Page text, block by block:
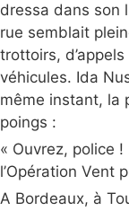
dressa dans son
rue semblait
trottoirs,
véhicules. Ida
même instant, la
poings :
« Ouvrez, police
l’Opération Vent
A Bordeaux, à